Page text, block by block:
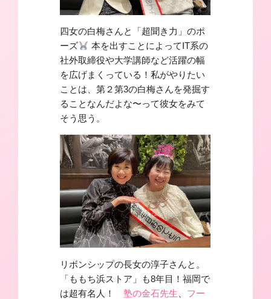
四女の白梅さんと「超聞き力」のポ
ーズ
本を出すことによってIT系の
社外取締役や大学講師など活躍の幅
を広げまくっている！私がやりたい
ことは、第２第3の白梅さんを発掘す
ることなんだよな〜って彼女をみて
そう思う。
リボンシップの長女の淳子さんと。
「ももち浜ストア」も8年目！福岡で
は超有名人！塾の金石先生
フー